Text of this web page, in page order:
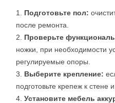
Подготовьте пол:
после ремонта.
Проверьте
ножки, при необходимости
регулируемые опоры.
Выберите крепление:
подготовьте крепеж к стене
Установите мебель